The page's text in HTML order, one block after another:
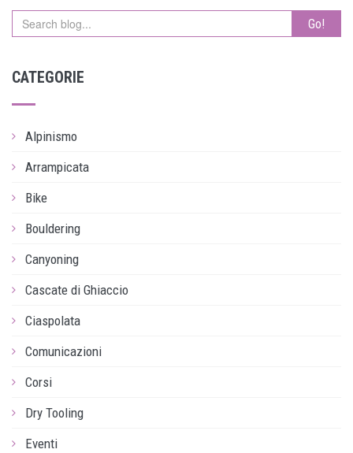
Go!
CATEGORIE
Alpinismo
Arrampicata
Bike
Bouldering
Canyoning
Cascate di Ghiaccio
Ciaspolata
Comunicazioni
Corsi
Dry Tooling
Eventi